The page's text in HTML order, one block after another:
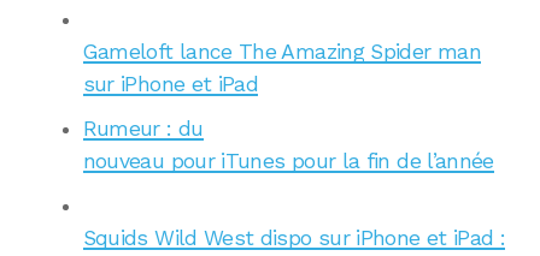
Gameloft lance The Amazing Spider man
sur iPhone et iPad
Rumeur : du
nouveau pour iTunes pour la fin de l’année
Squids Wild West dispo sur iPhone et iPad :